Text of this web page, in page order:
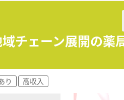
ある薬局運営を行っています。
あり続けることを目指してい
在意義を常に追求する企業で
ワークライフバランスが充実し
ライベートに有効活用できます
っかりと確保できる職場環境で
チェーン展開の薬
り 高収入